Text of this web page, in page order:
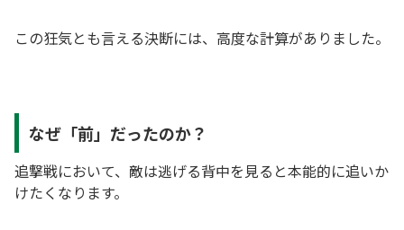
この狂気とも言える決断には、高度な計算がありました。
なぜ「前」だったのか？
追撃戦において、敵は逃げる背中を見ると本能的に追いか
けたくなります。